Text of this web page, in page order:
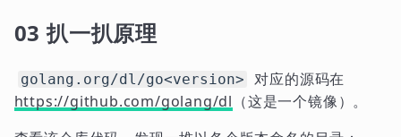
03 扒一扒原理
golang.org/dl/go<version>
对应的源码在
https://github.com/golang/dl （这是一个镜像）。